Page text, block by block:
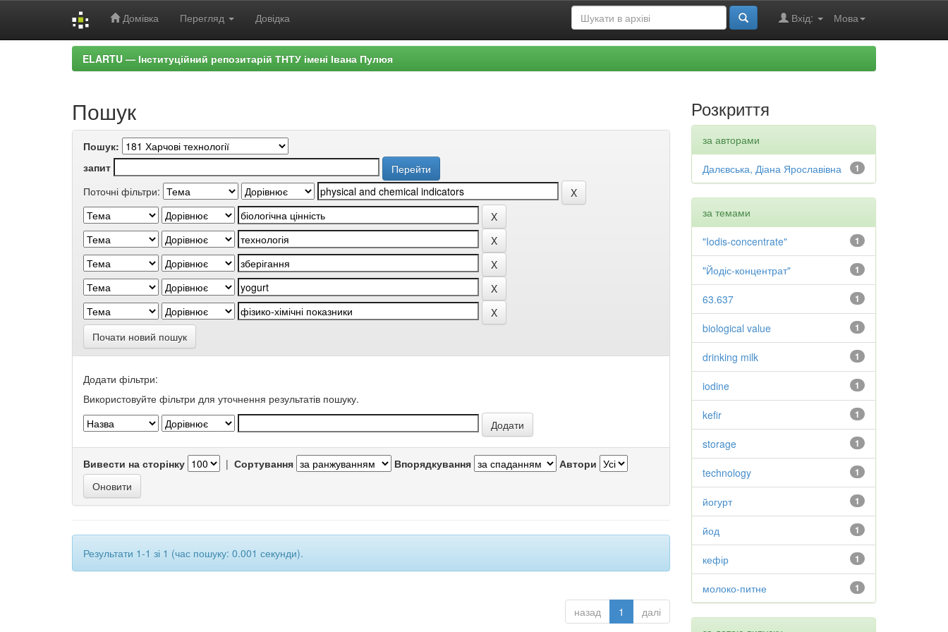
Домівка Перегляд Довідка Мова
Вхід:
ELARTU — Інституційний репозитарій ТНТУ імені Івана Пулюя
Пошук
Пошук:
запит
Поточні фільтри:
Почати новий пошук
Додати фільтри:
Використовуйте фільтри для уточнення результатів пошуку.
Вивести на сторінку | Сортування Впорядкування Автори
Результати 1-1 зі 1 (час пошуку: 0.001 секунди).
назад 1 далі
Розкриття
за авторами
1
Далєвська, Діана Ярославівна
за темами
1
"Iodis-concentrate"
1
"Йодіс-концентрат"
1
63.637
1
biological value
1
drinking milk
1
iodine
1
kefir
1
storage
1
technology
1
йогурт
1
йод
1
кефір
1
молоко-питне